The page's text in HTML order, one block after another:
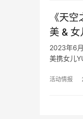
《天
美 &
2023年6
美携女儿
活动情报